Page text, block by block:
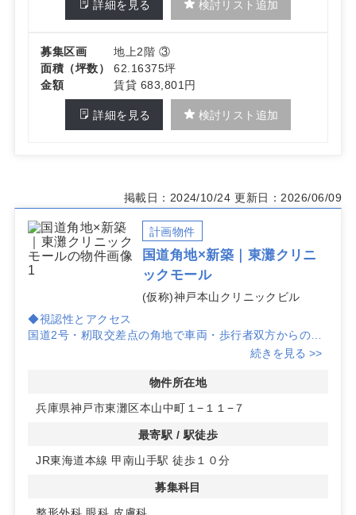
詳細を見る 検討リスト追加
募集区画
地上2階 ③
面積（坪数）
62.16375坪
金額
賃貸 683,801円
詳細を見る 検討リスト追加
掲載日：2024/10/24 更新日：2026/06/09
計画物件
国道角地×新築｜東灘クリニ
ックモール
(仮称)神戸本山クリニックビル
◆視認性とアクセス
国道2号・籾取交差点の角地で車両・歩行者双方からの視
認性に配慮。交差点向かいのスーパーライフ本山店により
分で通院動線も確保しやすい立地です。
1km同心円で居住人口50,590人。人口増加エリアのため
将来の需要拡大に対応しやすく、近隣生活導線と併せて安
療ニーズの取り込みに適しています。
2026年1月竣工予定の新築クリニックモール。医療施設の
設備要件に対応し、エレベーター・駐車場5台を備え広域
続きを見る >>
物件所在地
兵庫県神戸市東灘区本山中町１−１１−７
最寄駅 / 駅徒歩
JR東海道本線 甲南山手駅 徒歩１０分
募集科目
整形外科 眼科 皮膚科